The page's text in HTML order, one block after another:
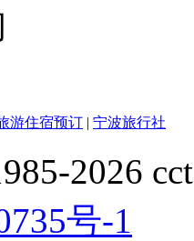
游住宿预订 | 宁波旅行社
2026
号-1